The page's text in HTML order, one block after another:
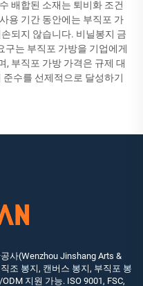
배합된 소재는 퇴비화 조건
용 기간 동안에는 부직포 가
되지 않습니다. 비닐봉지 금
구는 부직포 가방을 기업에게
, 부직포 가방 가격은 규제 대
수를 선제적으로 달성하기
사(Wenzhou Jinshang Arts &
조 봉지, 캔버스 봉지, 부직포 봉
지원 가능. ISO 9001, FSC,